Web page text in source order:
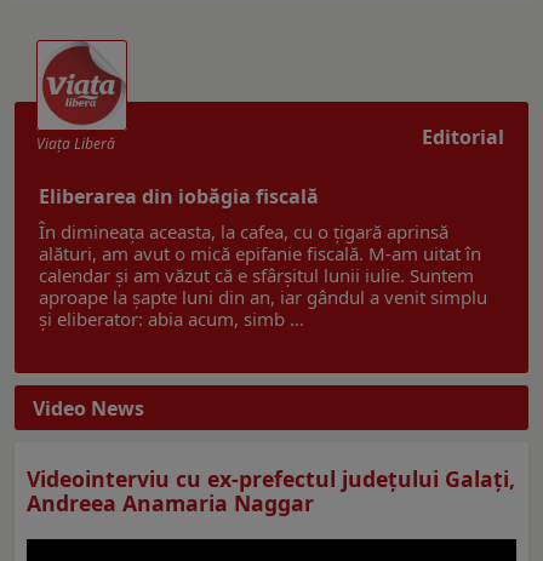
Editorial
Viaţa Liberă
Eliberarea din iobăgia fiscală
În dimineața aceasta, la cafea, cu o țigară aprinsă
alături, am avut o mică epifanie fiscală. M-am uitat în
calendar și am văzut că e sfârșitul lunii iulie. Suntem
aproape la șapte luni din an, iar gândul a venit simplu
și eliberator: abia acum, simb ...
Video News
Videointerviu cu ex-prefectul judeţului Galaţi,
Andreea Anamaria Naggar